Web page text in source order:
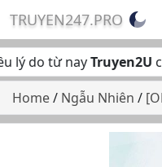
TRUYEN247.PRO
lý do từ nayTruyen2U
Home/ Ngẫu Nhiên /